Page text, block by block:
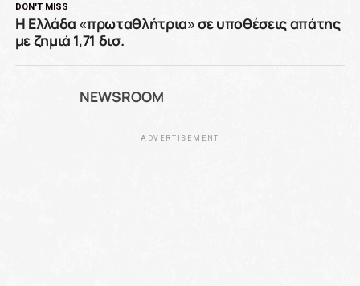
DON'T MISS
Η Ελλάδα «πρωταθλήτρια» σε υποθέσεις απάτης
με ζημιά 1,71 δισ.
NEWSROOM
ADVERTISEMENT